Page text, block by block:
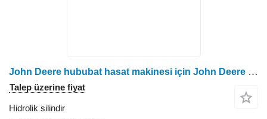
John Deere hububat hasat makinesi için John Deere JGAH227588 hidrolik silindir
Talep üzerine fiyat
Hidrolik silindir